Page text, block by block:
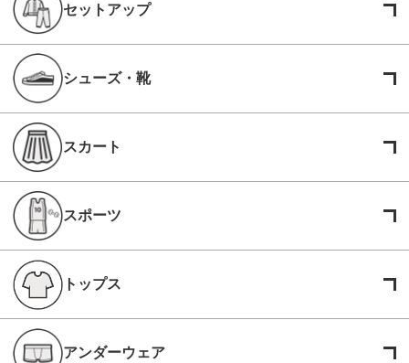
セットアップ
シューズ・靴
スカート
スポーツ
トップス
アンダーウェア